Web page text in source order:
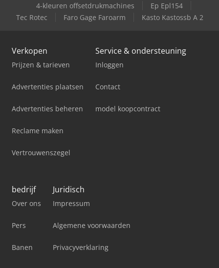
4-kleuren offsetdrukmachines
Ep Epl154
Tec Rotec
Faro Gage Faroarm Kasto Kastossb A 2
Verkopen
Prijzen & tarieven
Advertenties plaatsen
Advertenties beheren
Reclame maken
Vertrouwenszegel
Service & ondersteuning
Inloggen
Contact
model koopcontract
bedrijf
Over ons
Pers
Banen
Juridisch
Impressum
Algemene voorwaarden
Privacyverklaring